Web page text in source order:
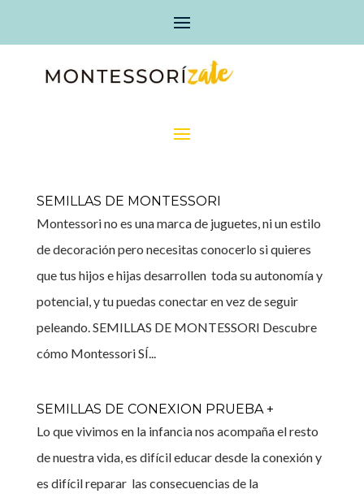
SEMILLAS DE MONTESSORI
Montessori no es una marca de juguetes, ni un estilo
de decoración pero necesitas conocerlo si quieres
que tus hijos e hijas desarrollen toda su autonomía y
potencial, y tu puedas conectar en vez de seguir
peleando. SEMILLAS DE MONTESSORI Descubre
cómo Montessori SÍ...
SEMILLAS DE CONEXION PRUEBA +
Lo que vivimos en la infancia nos acompaña el resto
de nuestra vida, es difícil educar desde la conexión y
es difícil reparar las consecuencias de la